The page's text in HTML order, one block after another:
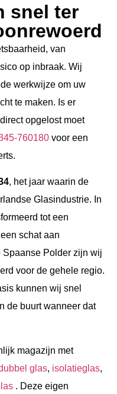
snel ter
van
op inbraak. Wij
werkwijze om uw
te maken. Is er
opgelost moet
760180 voor een
, het jaar waarin de
Glasindustrie. In
tot een
schat aan
Polder zijn wij
voor de gehele regio.
kunnen wij snel
de buurt wanneer dat
magazijn met
glas, isolatieglas,
. Deze eigen